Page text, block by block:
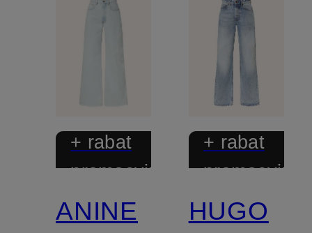
+ rabat
promocyjny
ANINE
+ rabat
promocyjny
HUGO